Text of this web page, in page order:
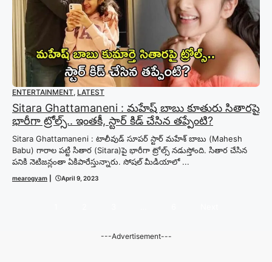
ENTERTAINMENT, LATEST
Sitara Ghattamaneni : మహేష్ బాబు కూతురు సితారపై
భారీగా ట్రోల్స్.. ఇంతకీ, స్టార్ కిడ్‌ చేసిన తప్పేంటి?
Sitara Ghattamaneni : టాలీవుడ్ సూపర్ స్టార్ మహేశ్ బాబు (Mahesh
Babu) గారాల పట్టి సితార (Sitara)పై భారీగా ట్రోల్స్ నడుస్తోంది. సితార చేసిన
పనికి నెటిజన్లంతా ఏకిపారేస్తున్నారు. సోషల్ మీడియాలో ...
mearogyam April 9, 2023
---Advertisement---